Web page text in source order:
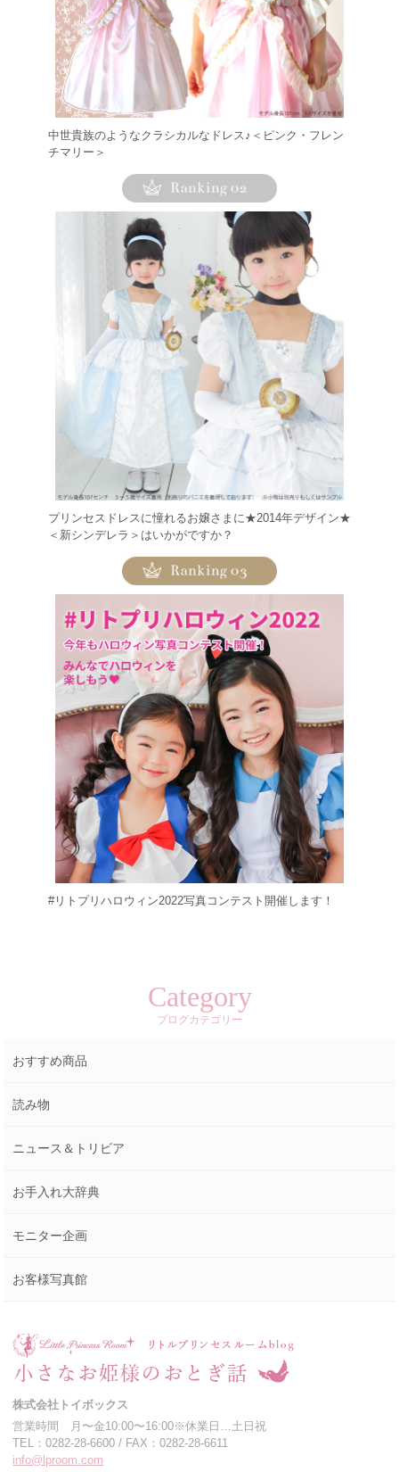
中世貴族のようなクラシカルなドレス♪＜ピンク・フレン
チマリー＞
プリンセスドレスに憧れるお嬢さまに★2014年デザイン★
＜新シンデレラ＞はいかがですか？
#リトプリハロウィン2022写真コンテスト開催します！
Category
ブログカテゴリー
おすすめ商品
読み物
ニュース＆トリビア
お手入れ大辞典
モニター企画
お客様写真館
株式会社トイボックス
営業時間 月〜金10:00〜16:00※休業日…土日祝
TEL：0282-28-6600 / FAX：0282-28-6611
info@lproom.com